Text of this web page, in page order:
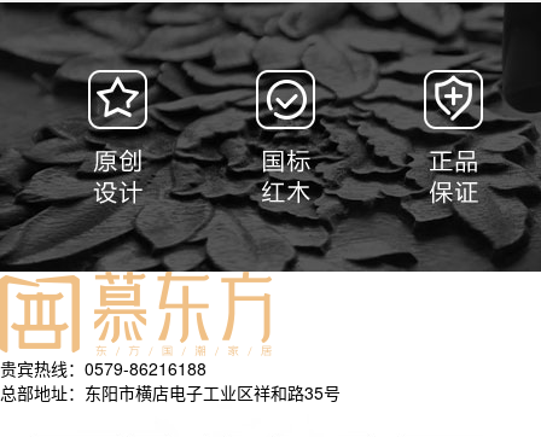
贵宾热线：0579-86216188
总部地址：东阳市横店电子工业区祥和路35号